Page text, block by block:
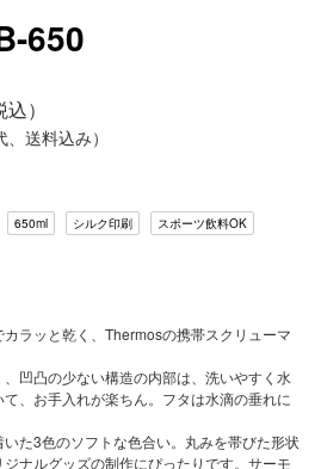
650
）
送料込み）
650ml シルク印刷
スポーツ飲料OK
ラッと乾く、Thermosの携帯スクリューマ
凹凸の少ない構造の内部は、洗いやすく水
、お手入れが楽ちん。フタは水滴の垂れに
た3色のソフトな色合い。丸みを帯びた形状
ナルグッズの制作にぴったりです。サーモ